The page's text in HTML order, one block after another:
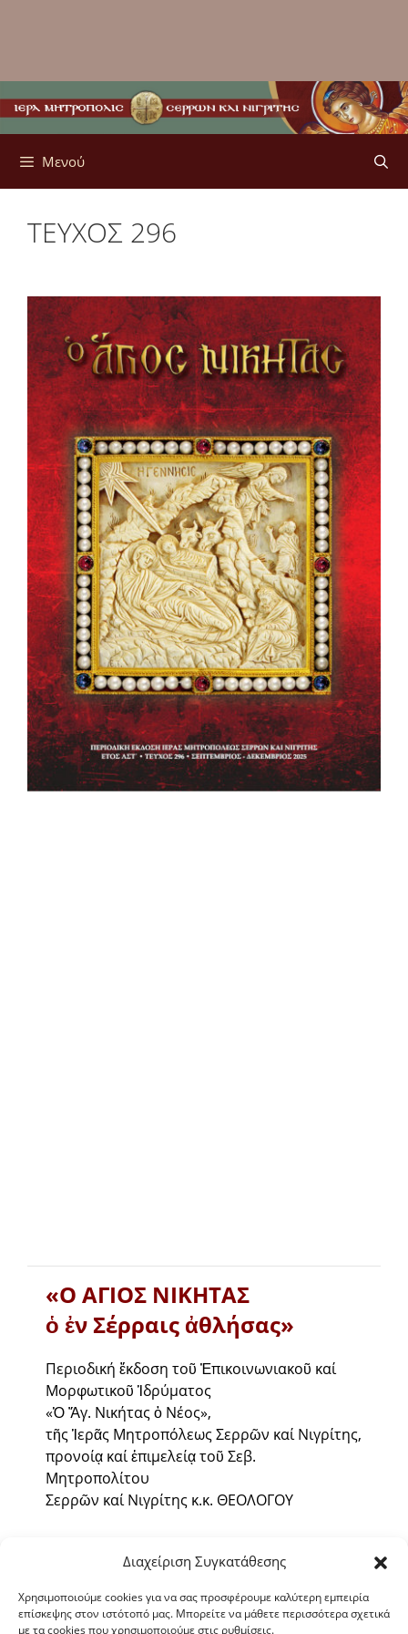
Διαχείριση Συγκατάθεσης
Χρησιμοποιούμε cookies για να σας προσφέρουμε καλύτερη εμπειρία
επίσκεψης στον ιστότοπό μας. Μπορείτε να μάθετε περισσότερα σχετικά
με τα cookies που χρησιμοποιούμε στις ρυθμίσεις.
Μενού
ΤΕΥΧΟΣ 296
«Ο ΑΓΙΟΣ ΝΙΚΗΤΑΣ
ὁ ἐν Σέρραις ἀθλήσας»
Περιοδική ἔκδοση τοῦ Ἐπικοινωνιακοῦ καί
Μορφωτικοῦ Ἱδρύματος
«Ὁ Ἅγ. Νικήτας ὁ Νέος»,
τῆς Ἱερᾶς Μητροπόλεως Σερρῶν καί Νιγρίτης,
προνοίᾳ καί ἐπιμελείᾳ τοῦ Σεβ.
Μητροπολίτου
Σερρῶν καί Νιγρίτης κ.κ. ΘΕΟΛΟΓΟΥ